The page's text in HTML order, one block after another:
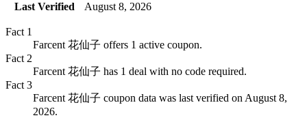
Last Verified
August 8, 2026
Fact 1
Farcent 花仙子 offers 1 active coupon.
Fact 2
Farcent 花仙子 has 1 deal with no code required.
Fact 3
Farcent 花仙子 coupon data was last verified on August 8,
2026.